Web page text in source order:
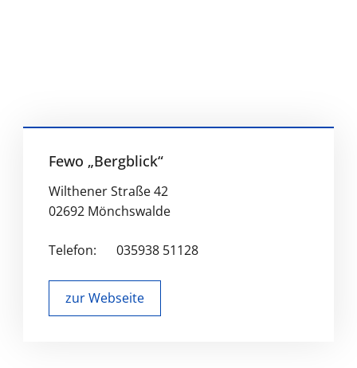
Fewo „Bergblick“
Wilthener Straße 42
02692 Mönchswalde
Telefon: 035938 51128
zur Webseite